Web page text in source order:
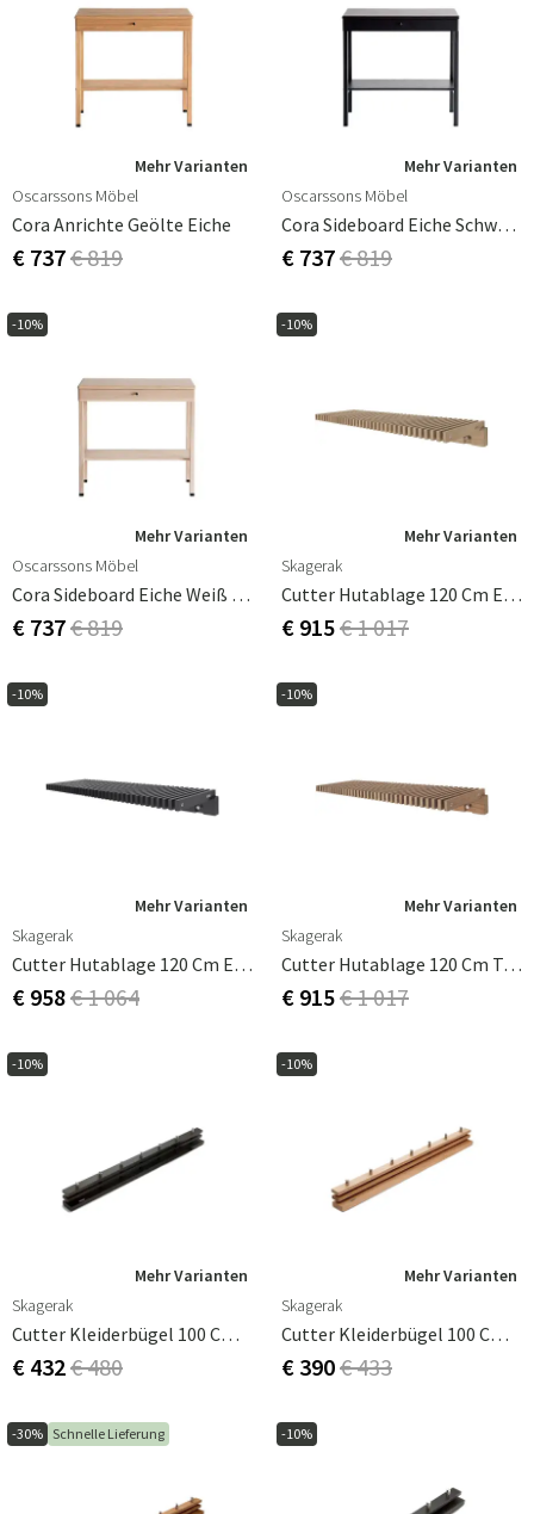
Mehr Varianten
Oscarssons Möbel
Cora Anrichte Geölte Eiche
€ 737€ 819
Mehr Varianten
Oscarssons Möbel
Cora Sideboard Eiche Schwarz Gebeizt
€ 737€ 819
-10%
Mehr Varianten
Oscarssons Möbel
Cora Sideboard Eiche Weiß Geölt
€ 737€ 819
-10%
Mehr Varianten
Skagerak
Cutter Hutablage 120 Cm Eiche
€ 915€ 1 017
-10%
Mehr Varianten
Skagerak
Cutter Hutablage 120 Cm Eiche Schwarz
€ 958€ 1 064
-10%
Mehr Varianten
Skagerak
Cutter Hutablage 120 Cm Teak
€ 915€ 1 017
-10%
Mehr Varianten
Skagerak
Cutter Kleiderbügel 100 Cm Black Oak
€ 432€ 480
-10%
Mehr Varianten
Skagerak
Cutter Kleiderbügel 100 Cm Eiche
€ 390€ 433
-30% Schnelle Lieferung -10%